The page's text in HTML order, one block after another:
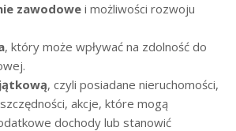
zawodowei możliwości rozwoju
, który może wpływać na zdolność do
, czyli posiadane nieruchomości,
akcje, które mogą
dochody lub stanowić